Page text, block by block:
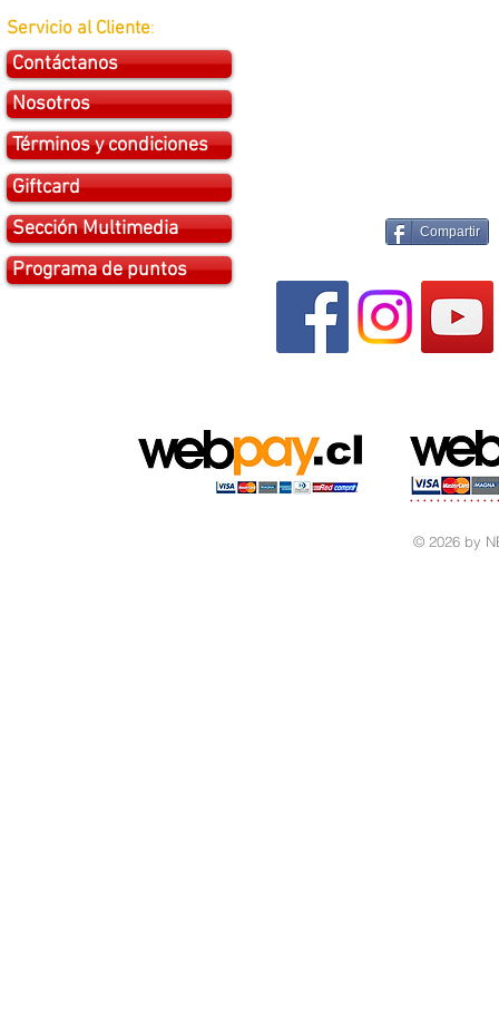
Servicio al Cliente:
Contáctanos
Nosotros
Términos y condiciones
Giftcard
Sección Multimedia
Programa de puntos
Compartir
© 2026 by